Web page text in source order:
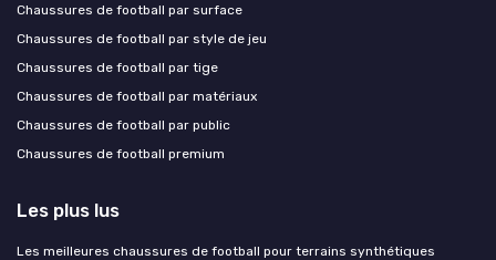
Chaussures de football par surface
Chaussures de football par style de jeu
Chaussures de football par tige
Chaussures de football par matériaux
Chaussures de football par public
Chaussures de football premium
Les plus lus
Les meilleures chaussures de football pour terrains synthétiques